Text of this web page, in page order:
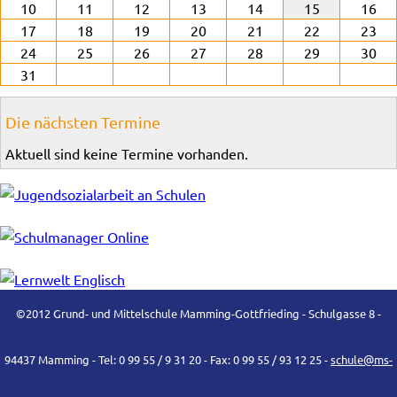
10
11 12 13 14 15
16
17
18 19 20 21 22
23
24
25 26 27 28 29
30
31
Die nächsten Termine
Aktuell sind keine Termine vorhanden.
©2012 Grund- und Mittelschule Mamming-Gottfrieding - Schulgasse 8 -
94437 Mamming - Tel: 0 99 55 / 9 31 20 - Fax: 0 99 55 / 93 12 25 -schule@ms-